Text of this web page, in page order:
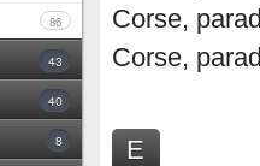
86
43
40
8
Corse,
Corse,
E